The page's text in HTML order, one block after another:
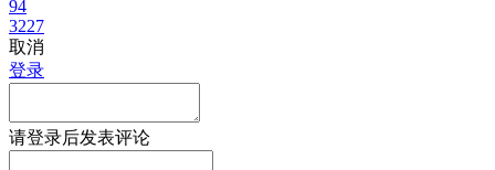
94
3227
取消
登录
请登录后发表评论